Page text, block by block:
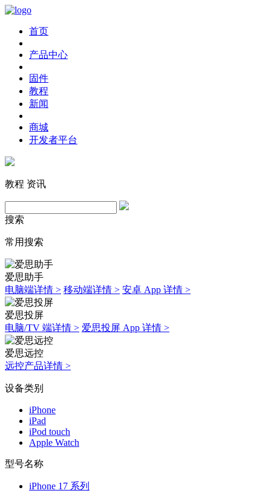
首页
产品中心
固件
教程
新闻
商城
开发者平台
教程 资讯
搜索
常用搜索
爱思助手
电脑端详情 > 移动端详情 > 安卓 App 详情 >
爱思投屏
电脑/TV 端详情 > 爱思投屏 App 详情 >
爱思远控
远控产品详情 >
设备类别
iPhone
iPad
iPod touch
Apple Watch
型号名称
iPhone 17 系列